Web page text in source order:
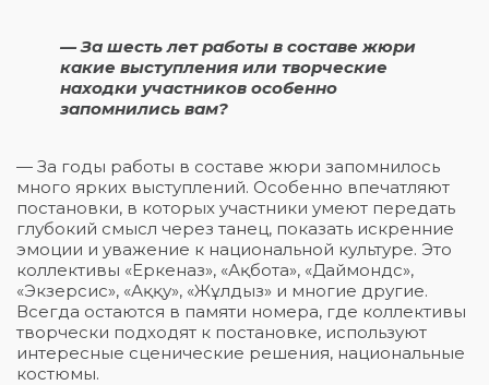
— За шесть лет работы в составе жюри
какие выступления или творческие
находки участников особенно
запомнились вам?
— За годы работы в составе жюри запомнилось
много ярких выступлений. Особенно впечатляют
постановки, в которых участники умеют передать
глубокий смысл через танец, показать искренние
эмоции и уважение к национальной культуре. Это
коллективы «Еркеназ», «Ақбота», «Даймондс»,
«Экзерсис», «Аққу», «Жұлдыз» и многие другие.
Всегда остаются в памяти номера, где коллективы
творчески подходят к постановке, используют
интересные сценические решения, национальные
костюмы.